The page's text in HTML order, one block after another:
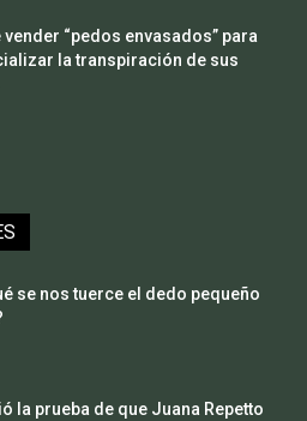
vender “pedos envasados” para
la transpiración de sus
se nos tuerce el dedo pequeño
la prueba de que Juana Repetto